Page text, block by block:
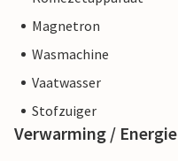
Magnetron
Wasmachine
Vaatwasser
Stofzuiger
Verwarming / Energie